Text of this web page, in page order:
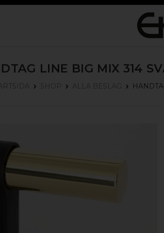
LINE BIG MIX 314
SHOP ALLA BESLAG